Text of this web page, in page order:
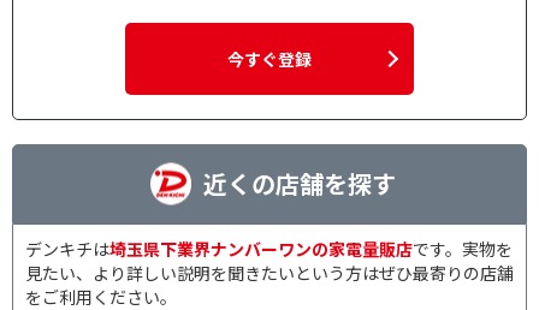
今すぐ登録
近くの店舗を探す
デンキチは埼玉県下業界ナンバーワンの家電量販店です。実物を
見たい、より詳しい説明を聞きたいという方はぜひ最寄りの店舗
をご利用ください。